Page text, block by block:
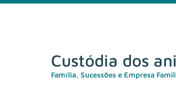
Custódia dos
Família, Sucessões e Empresa